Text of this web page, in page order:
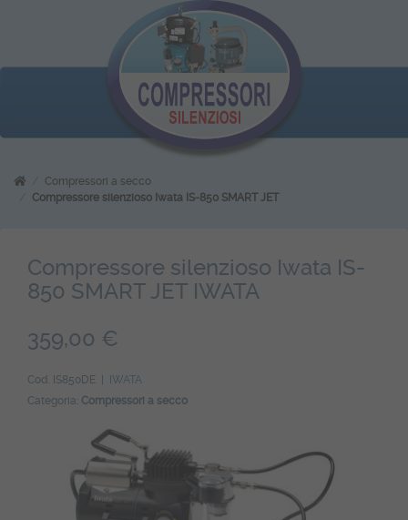
Compressori a secco
Compressore silenzioso Iwata IS-850 SMART JET
Compressore silenzioso Iwata IS-
850 SMART JET IWATA
359,00 €
Cod. IS850DE |
IWATA
Categoria: Compressori a secco